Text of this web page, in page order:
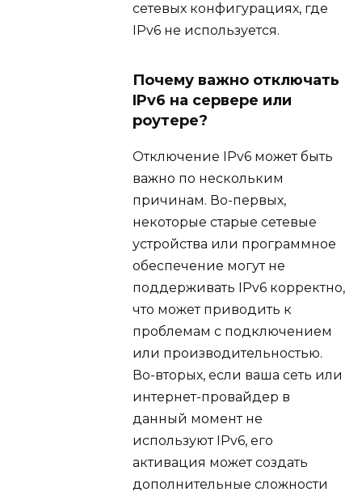
сетевых конфигурациях, где
IPv6 не используется.
Почему важно отключать
IPv6 на сервере или
роутере?
Отключение IPv6 может быть
важно по нескольким
причинам. Во-первых,
некоторые старые сетевые
устройства или программное
обеспечение могут не
поддерживать IPv6 корректно,
что может приводить к
проблемам с подключением
или производительностью.
Во-вторых, если ваша сеть или
интернет-провайдер в
данный момент не
используют IPv6, его
активация может создать
дополнительные сложности